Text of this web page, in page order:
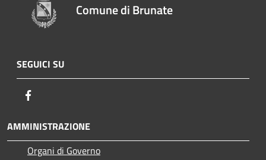
Comune di Brunate
SEGUICI SU
AMMINISTRAZIONE
Organi di Governo